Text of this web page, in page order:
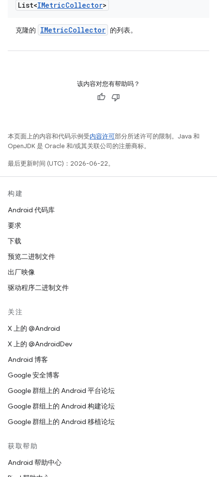
List<IMetricCollector>
克隆的 IMetricCollector 的列表。
该内容对您有帮助吗？
本页面上的内容和代码示例受内容许可部分所述许可的限制。Java 和
OpenJDK 是 Oracle 和/或其关联公司的注册商标。
最后更新时间 (UTC)：2026-06-22。
构建
Android 代码库
要求
下载
预览二进制文件
出厂映像
驱动程序二进制文件
关注
X 上的 @Android
X 上的 @AndroidDev
Android 博客
Google 安全博客
Google 群组上的 Android 平台论坛
Google 群组上的 Android 构建论坛
Google 群组上的 Android 移植论坛
获取帮助
Android 帮助中心